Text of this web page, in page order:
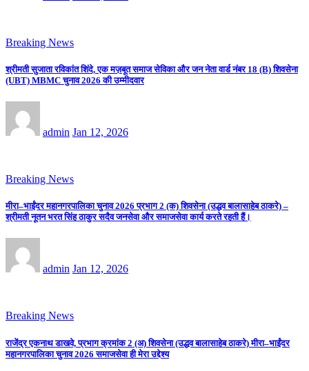
Breaking News
श्रीमती सुजाता रविकांत शिंदे, एक मज़बूत समाज सेविका और जन नेता वार्ड नंबर 18 (B) शिवसेना
(UBT) MBMC चुनाव 2026 की उम्मीदवार
admin Jan 12, 2026
Breaking News
मीरा–भाईंदर महानगरपालिका चुनाव 2026 प्रभाग 2 (क) शिवसेना (उद्धव बालासाहेब ठाकरे) –
श्रीमती नूतन भरत सिंह ठाकुर सदैव जनसेवा और समाजसेवा कार्य करते रहती हैं।
admin Jan 12, 2026
Breaking News
राजेंद्र एकनाथ डाखवे, प्रभाग क्रमांक 2 (अ) शिवसेना (उद्धव बालासाहेब ठाकरे) मीरा–भाईंदर
महानगरपालिका चुनाव 2026 समाजसेवा ही मेरा उद्देश्य